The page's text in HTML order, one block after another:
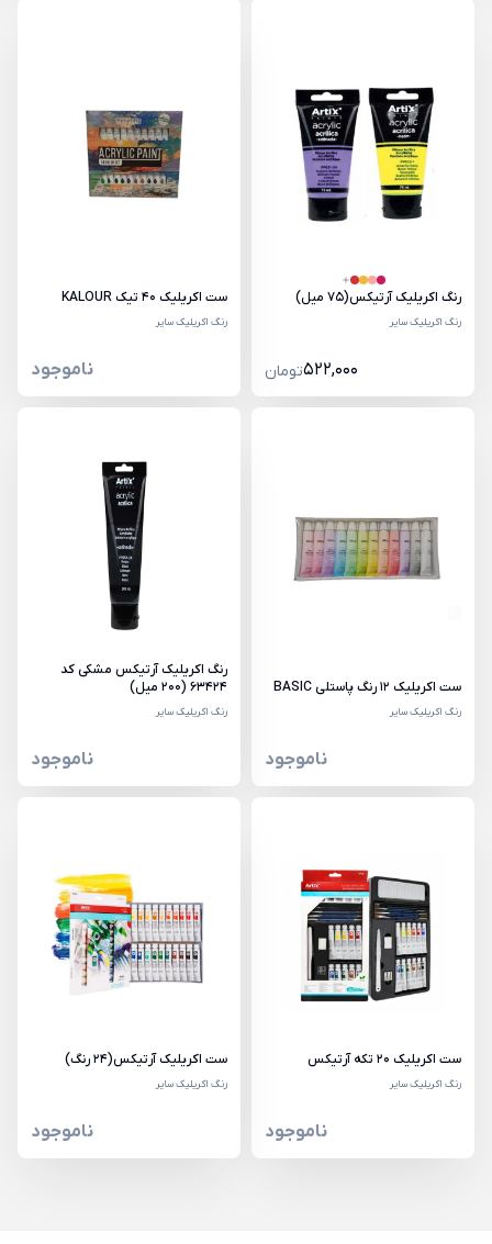
رنگ اکریلیک آرتیکس(75 میل)
رنگ اکریلیک سایر
522,000تومان
ست اکریلیک 40 تیک KALOUR
رنگ اکریلیک سایر
ناموجود
ست اکریلیک 12 رنگ پاستلی BASIC
رنگ اکریلیک سایر
ناموجود
رنگ اکریلیک آرتیکس مشکی کد
63424 (200 میل)
رنگ اکریلیک سایر
ناموجود
ست اکریلیک 20 تکه آرتیکس
رنگ اکریلیک سایر
ناموجود
ست اکریلیک آرتیکس(24 رنگ)
رنگ اکریلیک سایر
ناموجود